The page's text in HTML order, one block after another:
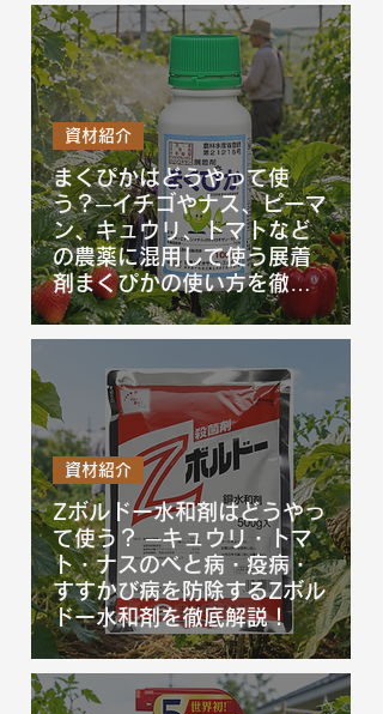
まくぴかはどうやって使
う？─イチゴやナス、ピーマ
ン、キュウリ、トマトなど
の農薬に混用して使う展着
剤まくぴかの使い方を徹底
解説！
資材紹介
Zボルドー水和剤はどうやっ
て使う？ ─キュウリ・トマ
ト・ナスのべと病・疫病・
すすかび病を防除するZボル
ドー水和剤を徹底解説！
資材紹介